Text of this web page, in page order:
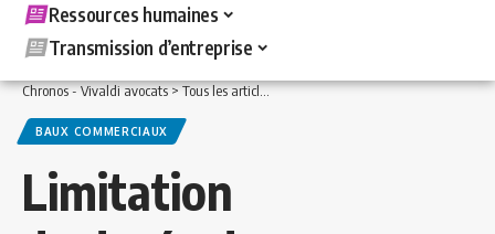
Ressources humaines
Transmission d’entreprise
Chronos - Vivaldi avocats>Tous les articles >Immobilier>Baux commerciaux>
BAUX COMMERCIAUX
Limitation